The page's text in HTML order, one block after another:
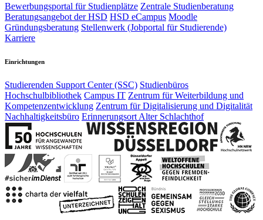
Bewerbungsportal für Studienplätze Zentrale Studienberatung
Beratungsangebot der HSD HSD eCampus Moodle
Gründungsberatung Stellenwerk (Jobportal für Studierende)
Karriere
Einrichtungen
Studierenden Support Center (SSC) Studienbüros
Hochschulbibliothek Campus IT Zentrum für Weiterbildung und
Kompetenzentwicklung Zentrum für Digitalisierung und Digitalität
Nachhaltigkeitsbüro Erinnerungsort Alter Schlachthof